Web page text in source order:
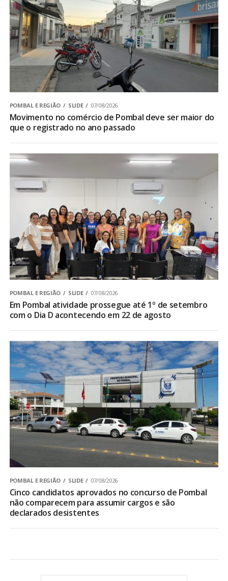
POMBAL E REGIÃO SLIDE 07/08/2026
Movimento no comércio de Pombal deve ser maior do
que o registrado no ano passado
POMBAL E REGIÃO SLIDE 07/08/2026
Em Pombal atividade prossegue até 1º de setembro
com o Dia D acontecendo em 22 de agosto
POMBAL E REGIÃO SLIDE 07/08/2026
Cinco candidatos aprovados no concurso de Pombal
não comparecem para assumir cargos e são
declarados desistentes